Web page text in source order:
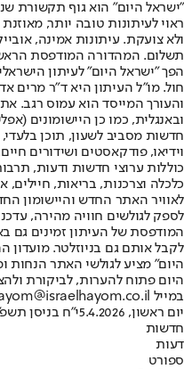
"ישראל היום" הוא גוף תקשורת
ראוי לעיתונות טובה יותר,
ולא צועקת. עיתונות אמינה,
הפך "ישראל היום" לעיתון
חול. מו"ל העיתון היא ד"ר מרים
והעורך המייסד הוא עמוס רגב.
חדשות מסביב לשעון, תוכן בלעדי,
וידיאו, פודקאסטים ושידורים
כוללות ערוצי חדשות ודעות,
לאוויר האתר החדש והיישומון
לספק לגולשים חוויה מהירה,
המודפסת של העיתון זמינים גם
לקבל אותם גם בניוזלטר. מועדון
היום" מציע לגולשי האתר הנחות
היום פתוח להערות, לביקורת
במייל hayom@israelhayom.co.il.
יום ראשון, 5.4.2026
י"ח בניסן
חדשות
דעות
ספורט